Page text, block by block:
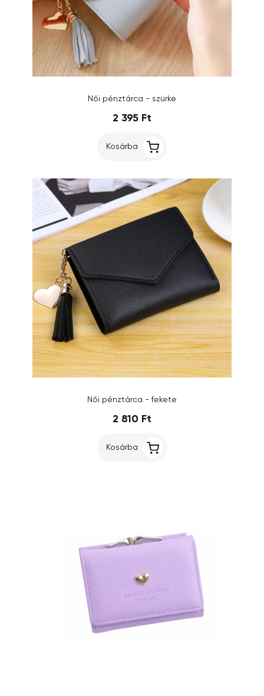
Női pénztárca - szürke
2 395 Ft
Kosárba
Női pénztárca - fekete
2 810 Ft
Kosárba